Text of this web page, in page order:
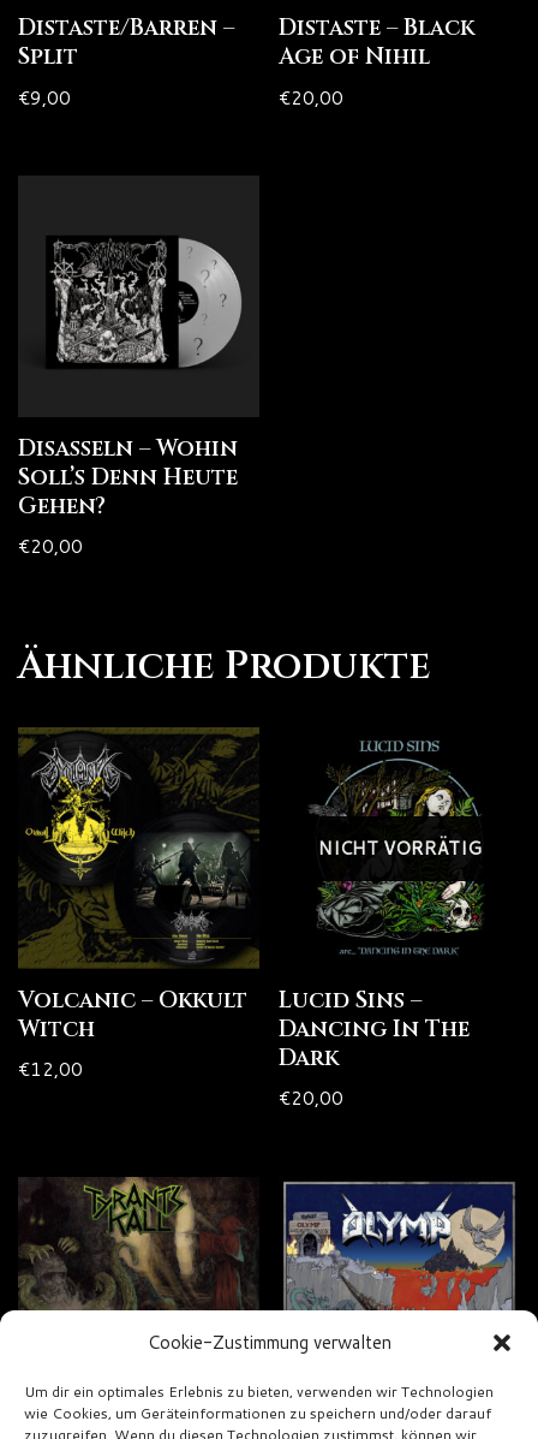
Cookie-Zustimmung verwalten
Um dir ein optimales Erlebnis zu bieten, verwenden wir Technologien
wie Cookies, um Geräteinformationen zu speichern und/oder darauf
zuzugreifen. Wenn du diesen Technologien zustimmst, können wir
Distaste/Barren –
Split
€9,00
Distaste – Black
Age of Nihil
€20,00
Disasseln – Wohin
Soll’s Denn Heute
Gehen?
€20,00
Ähnliche Produkte
Volcanic – Okkult
Witch
€12,00
NICHT VORRÄTIG
Lucid Sins –
Dancing In The
Dark
€20,00